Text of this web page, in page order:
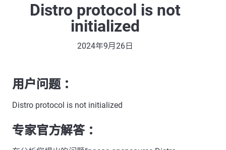
Distro protocol is not
initialized
2024年9月26日
用户问题 ：
Distro protocol is not initialized
专家官方解答 ：